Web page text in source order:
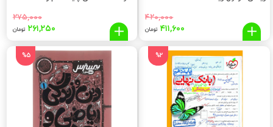
۴۲۰,۰۰۰
قیمت
اصلی:
۴۲۰,۰۰۰
تومان
بود.
۴۱۱,۶۰۰ تومانقیمت
فعلی:
۲۷۵,۰۰۰
قیمت
اصلی:
۲۷۵,۰۰۰
تومان
بود.
۲۶۱,۲۵۰ تومان